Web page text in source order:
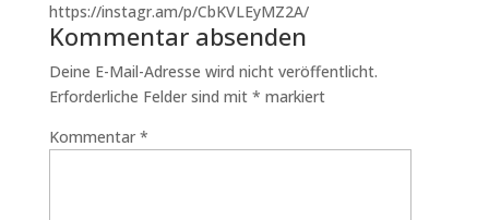
https://instagr.am/p/CbKVLEyMZ2A/
Kommentar absenden
Deine E-Mail-Adresse wird nicht veröffentlicht.
Erforderliche Felder sind mit * markiert
Kommentar *